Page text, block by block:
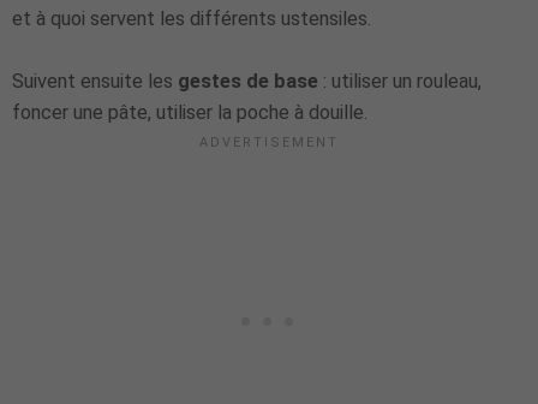
et à quoi servent les différents ustensiles.
Suivent ensuite les gestes de base : utiliser un rouleau,
foncer une pâte, utiliser la poche à douille.